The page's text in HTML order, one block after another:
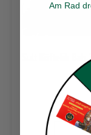
Sult Köftelik
Am Rad